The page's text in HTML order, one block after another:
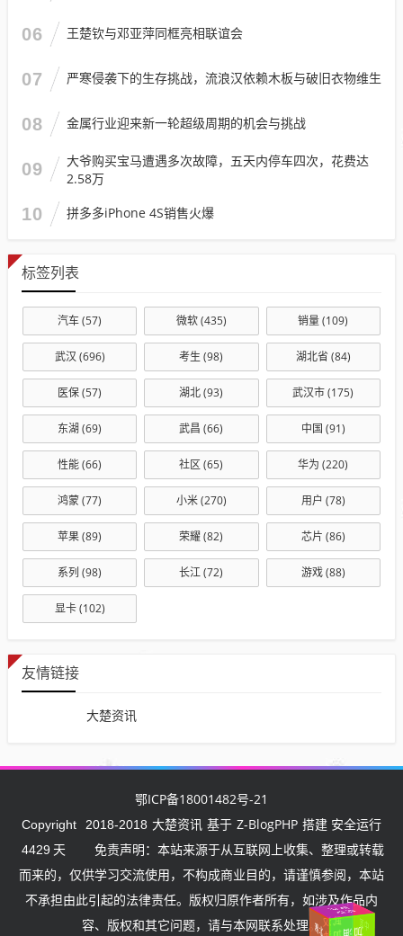
06 王楚钦与邓亚萍同框亮相联谊会
07 严寒侵袭下的生存挑战，流浪汉依赖木板与破旧衣物维生
08 金属行业迎来新一轮超级周期的机会与挑战
09
大爷购买宝马遭遇多次故障，五天内停车四次，花费达
2.58万
10 拼多多iPhone 4S销售火爆
标签列表
汽车(57) 微软(435) 销量(109)
武汉 (696) 考生 (98) 湖北省 (84)
医保(57) 湖北(93) 武汉市(175)
东湖 (69) 武昌 (66) 中国 (91)
性能(66) 社区 (65) 华为 (220)
鸿蒙(77) 小米(270) 用户 (78)
苹果(89) 荣耀(82) 芯片 (86)
系列 (98) 长江(72) 游戏(88)
显卡(102)
友情链接
大楚资讯
鄂ICP备18001482号-21
Copyright 2018-2018 大楚资讯 基于 Z-BlogPHP 搭建 安全运行
4429 天
免责声明：本站来源于从互联网上收集、整理或转载
而来的，仅供学习交流使用，不构成商业目的，请谨慎参阅，本站
不承担由此引起的法律责任。版权归原作者所有，如涉及作品内
容、版权和其它问题，请与本网联系处理。 油 湖北
加油
中国
武
汉
挺住